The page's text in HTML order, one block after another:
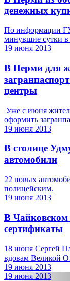
денежных
По информации
минувшие сутки в
19 июня 2013
В Перми для
центры
Уже с июня
оформить
19 июня 2013
В столице
автомобили
22 новых
полицейским.
19 июня 2013
В
сертификаты
18 июня Сергей
вдовам Великой
19 июня 2013
19 июня 2013